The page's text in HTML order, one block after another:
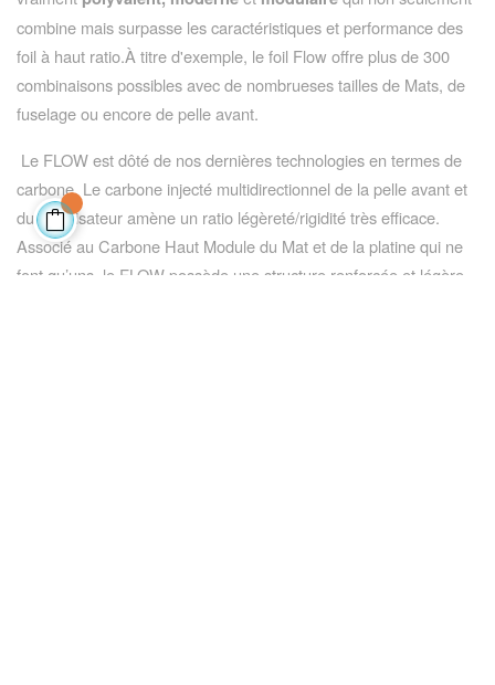
combine mais surpasse les caractéristiques et performance des
foil à haut ratio.À titre d'exemple, le foil Flow offre plus de 300
combinaisons possibles avec de nombrueses tailles de Mats, de
fuselage ou encore de pelle avant.
Le FLOW est dôté de nos dernières technologies en termes de
carbone. Le carbone injecté multidirectionnel de la pelle avant et
du stabilisateur amène un ratio légèreté/rigidité très efficace.
Associé au Carbone Haut Module du Mat et de la platine qui ne
font qu’uns, le FLOW possède une structure renforcée et légère